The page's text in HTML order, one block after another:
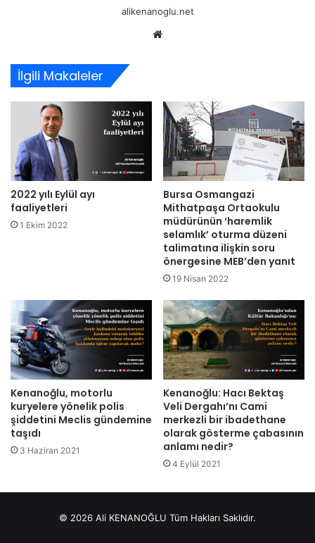
alikenanoglu.net
İlgili Makaleler
2022 yılı Eylül ayı
faaliyetleri
1 Ekim 2022
Bursa Osmangazi
Mithatpaşa Ortaokulu
müdürünün ‘haremlik
selamlık’ oturma düzeni
talimatına ilişkin soru
önergesine MEB’den yanıt
19 Nisan 2022
Kenanoğlu, motorlu
kuryelere yönelik polis
şiddetini Meclis gündemine
taşıdı
3 Haziran 2021
Kenanoğlu: Hacı Bektaş
Veli Dergahı’nı Cami
merkezli bir ibadethane
olarak gösterme çabasının
anlamı nedir?
4 Eylül 2021
© 2026 Ali KENANOĞLU Tüm Hakları Saklıdır.